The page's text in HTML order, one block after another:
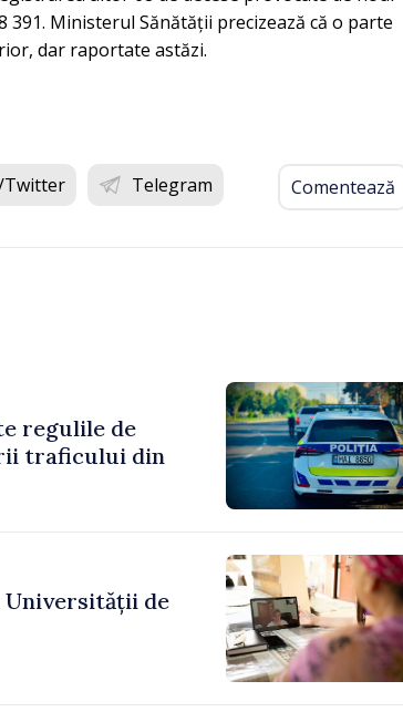
Ministerul Sănătății precizează că o parte
dar raportate astăzi.
Twitter Telegram Comentează
regulile de
traficului din
Universității de